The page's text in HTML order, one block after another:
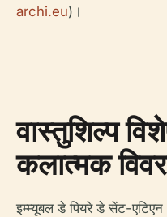
archi.eu)।
वास्तुशिल्प
कलात्मक
इम्म्यूबल डे पियरे डे सेंट-